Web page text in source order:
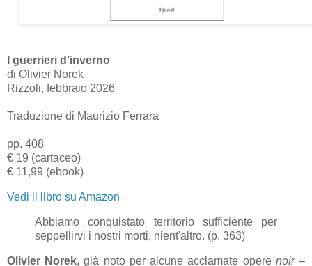
I guerrieri d’inverno
di Olivier Norek
Rizzoli, febbraio 2026
Traduzione di Maurizio Ferrara
pp. 408
€ 19 (cartaceo)
€ 11,99 (ebook)
Vedi il libro su Amazon
Abbiamo conquistato territorio sufficiente per
seppellirvi i nostri morti, nient'altro. (p. 363)
Olivier Norek, già noto per alcune acclamate opere noir–